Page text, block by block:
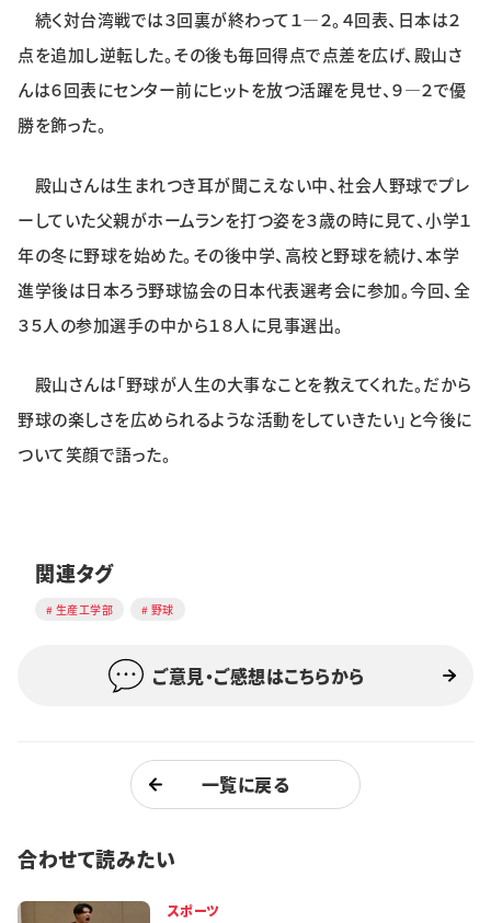
続く対台湾戦では３回裏が終わって１―２。４回表、日本は２
点を追加し逆転した。その後も毎回得点で点差を広げ、殿山さ
んは６回表にセンター前にヒットを放つ活躍を見せ、９―２で優
勝を飾った。
殿山さんは生まれつき耳が聞こえない中、社会人野球でプレ
ーしていた父親がホームランを打つ姿を３歳の時に見て、小学１
年の冬に野球を始めた。その後中学、高校と野球を続け、本学
進学後は日本ろう野球協会の日本代表選考会に参加。今回、全
３５人の参加選手の中から１８人に見事選出。
殿山さんは「野球が人生の大事なことを教えてくれた。だから
野球の楽しさを広められるような活動をしていきたい」と今後に
ついて笑顔で語った。
関連タグ
生産工学部 野球
ご意見・ご感想はこちらから
一覧に戻る
合わせて読みたい
スポーツ